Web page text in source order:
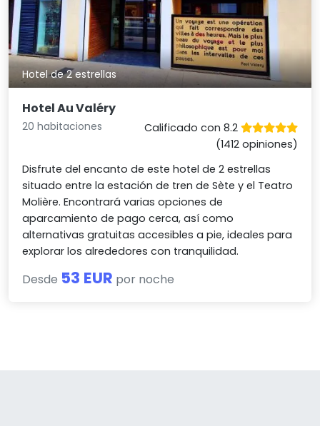
Hotel de 2 estrellas
Hotel Au Valéry
20 habitaciones
Calificado con 8.2
(1412 opiniones)
Disfrute del encanto de este hotel de 2 estrellas
situado entre la estación de tren de Sète y el Teatro
Molière. Encontrará varias opciones de
aparcamiento de pago cerca, así como
alternativas gratuitas accesibles a pie, ideales para
explorar los alrededores con tranquilidad.
Desde 53 EUR por noche